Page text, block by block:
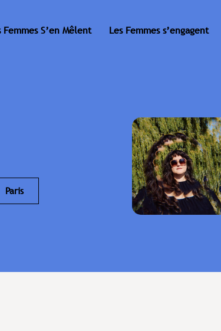
Femmes S’en Mêlent Les Femmes s’engagent
Paris